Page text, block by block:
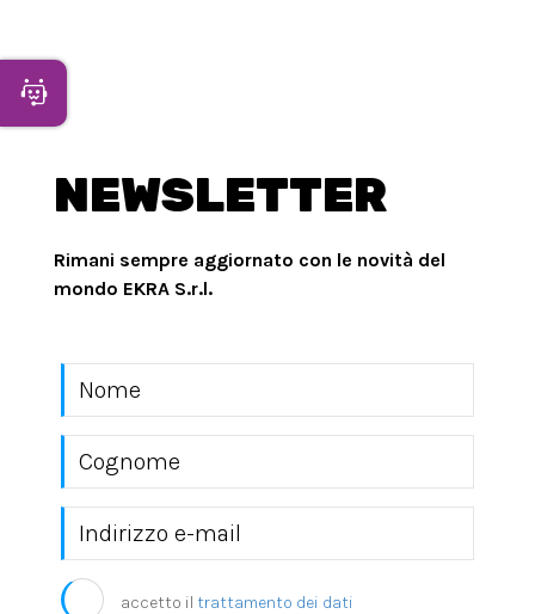
NEWSLETTER
Rimani sempre aggiornato con le novità del
mondo EKRA S.r.l.
accetto il trattamento dei dati